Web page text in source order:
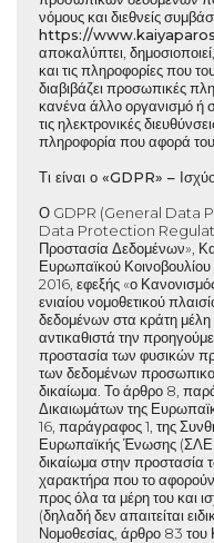
νόμους και διεθνείς
https://www.
αποκαλύπτει,
και τις πληροφορίες που
διαβιβάζει προσωπικές
κανένα άλλο οργανισμό ή
τις ηλεκτρονικές
πληροφορία που αφορά
Τι είναι ο «GDPR» –
Ο GDPR (General Data
Data Protection
Προστασία Δεδομένων»,
Ευρωπαϊκού Κοινοβουλίου
2016, εφεξής «ο
ενιαίου νομοθετικού
δεδομένων στα κράτη
αντικαθιστά την
προστασία των φυσικών
των δεδομένων
δικαίωμα. Το άρθρο 8,
Δικαιωμάτων της
16, παράγραφος 1, της
Ευρωπαϊκής Ένωσης
δικαίωμα στην
χαρακτήρα που το
προς όλα τα μέρη του και
(δηλαδή δεν απαιτείται
Νομοθεσίας, άρθρο 83 του